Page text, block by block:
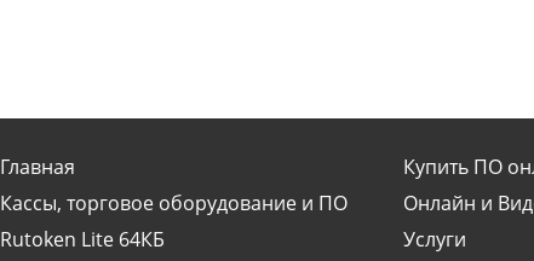
Простая настройка продукта
Легкость в управлении
Высокий уровень безопасности
Мобильная версия
Главная
Кассы, торговое оборудование и ПО
Rutoken Lite 64КБ
Купить ПО
Онлайн и
Услуги